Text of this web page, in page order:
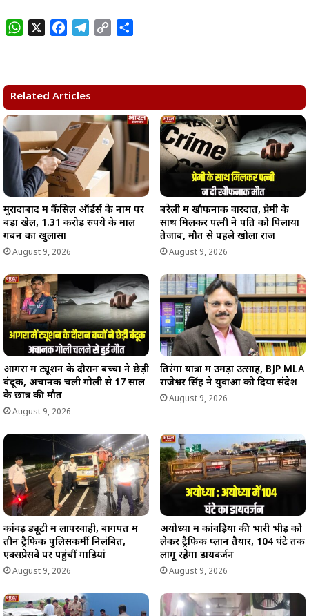
W
s
A
p
b
o
o
k
g
r
a
m
i
n
k
Related Articles
मुरादाबाद में कैंसिल ऑर्डर्स के नाम पर
बड़ा खेल, 1.31 करोड़ रुपये के माल
गबन का खुलासा
August 9, 2026
बरेली में खौफनाक वारदात, प्रेमी के
साथ मिलकर पत्नी ने पति को पिलाया
तेजाब, मौत से पहले खोला राज
August 9, 2026
आगरा में ट्यूशन के दौरान बच्चों ने छेड़ी
बंदूक, अचानक चली गोली से 17 साल
के छात्र की मौत
August 9, 2026
तिरंगा यात्रा में उमड़ा उत्साह, BJP MLA
राजेश्वर सिंह ने युवाओं को दिया संदेश
August 9, 2026
कांवड़ ड्यूटी में लापरवाही, बागपत में
तीन ट्रैफिक पुलिसकर्मी निलंबित,
एक्सप्रेसवे पर पहुंचीं गाड़ियां
August 9, 2026
अयोध्या में कांवड़ियों की भारी भीड़ को
लेकर ट्रैफिक प्लान तैयार, 104 घंटे तक
लागू रहेगा डायवर्जन
August 9, 2026